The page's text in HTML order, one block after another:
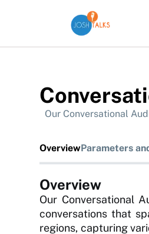
Our Conversational
OverviewParameters
Overview
Our Conversational
conversations that
regions, capturing